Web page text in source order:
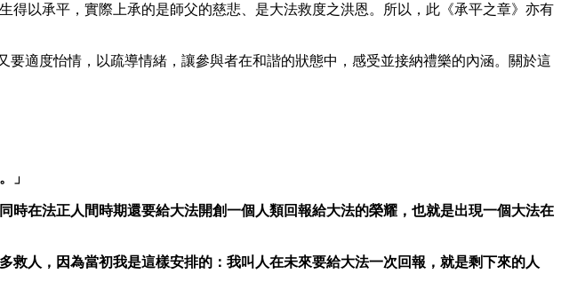
以承平，實際上承的是師父的慈悲、是大法救度之洪恩。所以，此《承平之章》亦有
適度怡情，以疏導情緒，讓參與者在和諧的狀態中，感受並接納禮樂的內涵。關於這
」
時在法正人間時期還要給大法開創一個人類回報給大法的榮耀，也就是出現一個大法在
救人，因為當初我是這樣安排的：我叫人在未來要給大法一次回報，就是剩下來的人